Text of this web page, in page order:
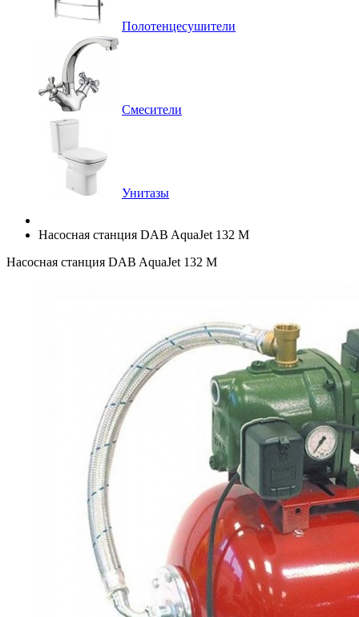
Полотенцесушители
Смесители
Унитазы
Насосная станция DAB AquaJet 132 M
Насосная станция DAB AquaJet 132 M